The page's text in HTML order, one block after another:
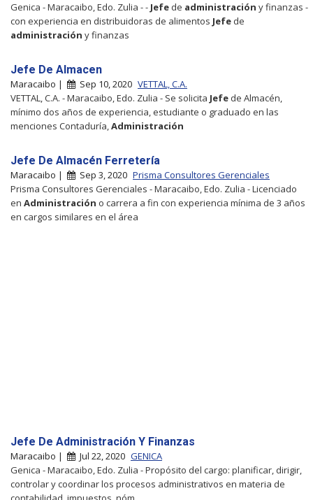
Genica - Maracaibo, Edo. Zulia - - Jefe de administración y finanzas -
con experiencia en distribuidoras de alimentos Jefe de
administración y finanzas
Jefe De Almacen
Maracaibo | Sep 10, 2020 VETTAL, C.A.
VETTAL, C.A. - Maracaibo, Edo. Zulia - Se solicita Jefe de Almacén,
mínimo dos años de experiencia, estudiante o graduado en las
menciones Contaduría, Administración
Jefe De Almacén Ferretería
Maracaibo | Sep 3, 2020 Prisma Consultores Gerenciales
Prisma Consultores Gerenciales - Maracaibo, Edo. Zulia - Licenciado
en Administración o carrera a fin con experiencia mínima de 3 años
en cargos similares en el área
Jefe De Administración Y Finanzas
Maracaibo | Jul 22, 2020 GENICA
Genica - Maracaibo, Edo. Zulia - Propósito del cargo: planificar, dirigir,
controlar y coordinar los procesos administrativos en materia de